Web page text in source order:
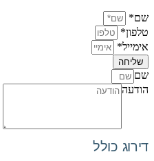
שם*
טלפון*
אימייל*
שליחה
שם
הודעה
דירוג כולל